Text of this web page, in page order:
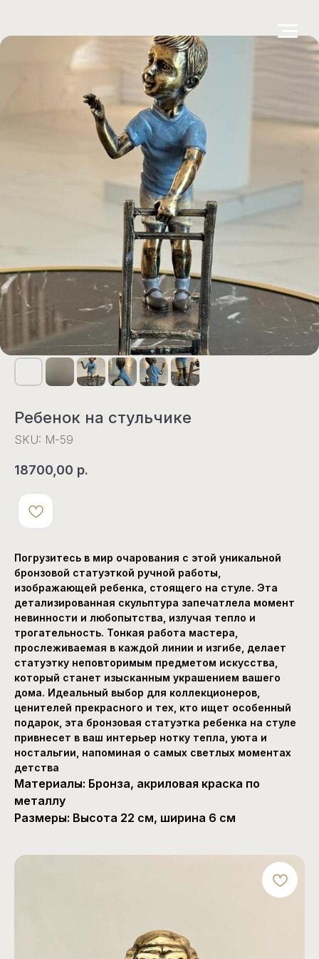
Ребенок на стульчике
SKU: М-59
18700,00 р.
Погрузитесь в мир очарования с этой уникальной
бронзовой статуэткой ручной работы,
изображающей ребенка, стоящего на стуле. Эта
детализированная скульптура запечатлела момент
невинности и любопытства, излучая тепло и
трогательность. Тонкая работа мастера,
прослеживаемая в каждой линии и изгибе, делает
статуэтку неповторимым предметом искусства,
который станет изысканным украшением вашего
дома. Идеальный выбор для коллекционеров,
ценителей прекрасного и тех, кто ищет особенный
подарок, эта бронзовая статуэтка ребенка на стуле
привнесет в ваш интерьер нотку тепла, уюта и
ностальгии, напоминая о самых светлых моментах
детства
Материалы: Бронза, акриловая краска по
металлу
Размеры: Высота 22 см, ширина 6 см